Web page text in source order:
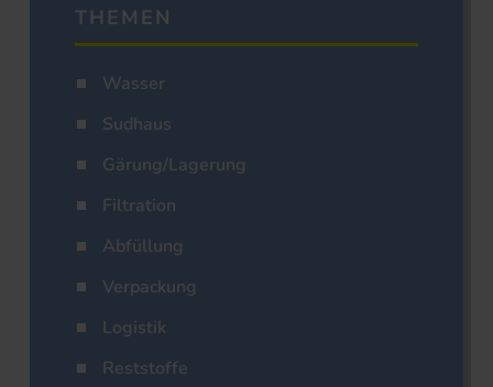
THEMEN
Wasser
Sudhaus
Gärung/Lagerung
Filtration
Abfüllung
Verpackung
Logistik
Reststoffe